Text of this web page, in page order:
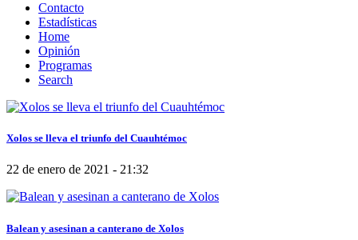
Contacto
Estadísticas
Home
Opinión
Programas
Search
Xolos se lleva el triunfo del Cuauhtémoc
22 de enero de 2021 - 21:32
Balean y asesinan a canterano de Xolos